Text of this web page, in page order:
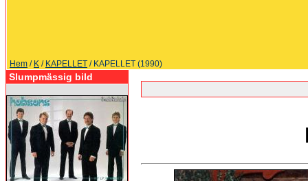
Hem / K / KAPELLET / KAPELLET (1990)
Slumpmässig bild